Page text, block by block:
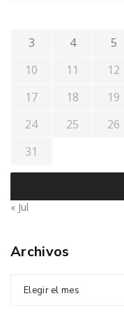
3
4 5
10
11 12
17
18 19
24
25 26
31
« Jul
Archivos
Elegir el mes